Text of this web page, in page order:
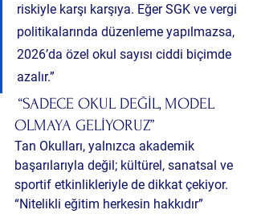
riskiyle karşı karşıya. Eğer SGK ve vergi
politikalarında düzenleme yapılmazsa,
2026’da özel okul sayısı ciddi biçimde
azalır.”
OLMAYA GELİYORUZ”
Tan Okulları, yalnızca akademik
başarılarıyla değil; kültürel, sanatsal ve
sportif etkinlikleriyle de dikkat çekiyor.
“Nitelikli eğitim herkesin hakkıdır”